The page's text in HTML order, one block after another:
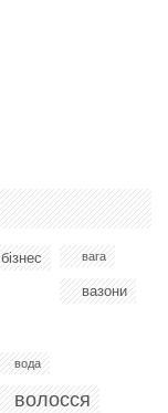
бізнес вага
вазони
вода
волосся